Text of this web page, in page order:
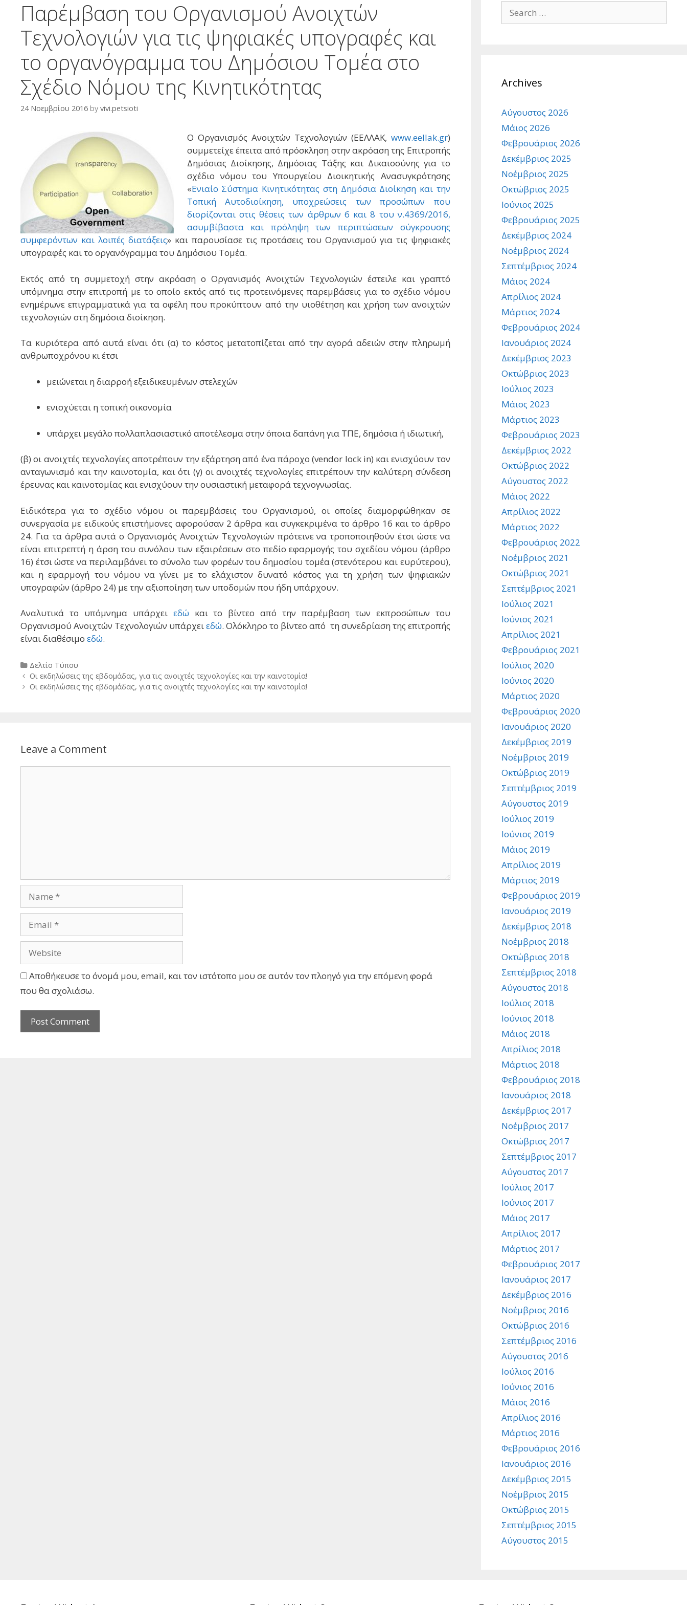
Παρέμβαση του Οργανισμού Ανοιχτών
Τεχνολογιών για τις ψηφιακές υπογραφές και
το οργανόγραμμα του Δημόσιου Τομέα στο
Σχέδιο Νόμου της Κινητικότητας
24 Νοεμβρίου 2016 by vivi.petsioti
Ο Οργανισμός Ανοιχτών Τεχνολογιών (ΕΕΛΛΑΚ, www.eellak.gr)
συμμετείχε έπειτα από πρόσκληση στην ακρόαση της Επιτροπής
Δημόσιας Διοίκησης, Δημόσιας Τάξης και Δικαιοσύνης για το
σχέδιο νόμου του Υπουργείου Διοικητικής Ανασυγκρότησης
«Ενιαίο Σύστημα Κινητικότητας στη Δημόσια Διοίκηση και την
Τοπική Αυτοδιοίκηση, υποχρεώσεις των προσώπων που
διορίζονται στις θέσεις των άρθρων 6 και 8 του ν.4369/2016,
ασυμβίβαστα και πρόληψη των περιπτώσεων σύγκρουσης
συμφερόντων και λοιπές διατάξεις» και παρουσίασε τις προτάσεις του Οργανισμού για τις ψηφιακές
υπογραφές και το οργανόγραμμα του Δημόσιου Τομέα.
Εκτός από τη συμμετοχή στην ακρόαση ο Οργανισμός Ανοιχτών Τεχνολογιών έστειλε και γραπτό
υπόμνημα στην επιτροπή με το οποίο εκτός από τις προτεινόμενες παρεμβάσεις για το σχέδιο νόμου
ενημέρωνε επιγραμματικά για τα οφέλη που προκύπτουν από την υιοθέτηση και χρήση των ανοιχτών
τεχνολογιών στη δημόσια διοίκηση.
Τα κυριότερα από αυτά είναι ότι (α) το κόστος μετατοπίζεται από την αγορά αδειών στην πληρωμή
ανθρωποχρόνου κι έτσι
μειώνεται η διαρροή εξειδικευμένων στελεχών
ενισχύεται η τοπική οικονομία
υπάρχει μεγάλο πολλαπλασιαστικό αποτέλεσμα στην όποια δαπάνη για ΤΠΕ, δημόσια ή ιδιωτική,
(β) οι ανοιχτές τεχνολογίες αποτρέπουν την εξάρτηση από ένα πάροχο (vendor lock in) και ενισχύουν τον
ανταγωνισμό και την καινοτομία, και ότι (γ) οι ανοιχτές τεχνολογίες επιτρέπουν την καλύτερη σύνδεση
έρευνας και καινοτομίας και ενισχύουν την ουσιαστική μεταφορά τεχνογνωσίας.
Ειδικότερα για το σχέδιο νόμου οι παρεμβάσεις του Οργανισμού, οι οποίες διαμορφώθηκαν σε
συνεργασία με ειδικούς επιστήμονες αφορούσαν 2 άρθρα και συγκεκριμένα το άρθρο 16 και το άρθρο
24. Για τα άρθρα αυτά ο Οργανισμός Ανοιχτών Τεχνολογιών πρότεινε να τροποποιηθούν έτσι ώστε να
είναι επιτρεπτή η άρση του συνόλου των εξαιρέσεων στο πεδίο εφαρμογής του σχεδίου νόμου (άρθρο
16) έτσι ώστε να περιλαμβάνει το σύνολο των φορέων του δημοσίου τομέα (στενότερου και ευρύτερου),
και η εφαρμογή του νόμου να γίνει με το ελάχιστον δυνατό κόστος για τη χρήση των ψηφιακών
υπογραφών (άρθρο 24) με την αξιοποίηση των υποδομών που ήδη υπάρχουν.
Αναλυτικά το υπόμνημα υπάρχει εδώ και το βίντεο από την παρέμβαση των εκπροσώπων του
Οργανισμού Ανοιχτών Τεχνολογιών υπάρχειεδώ. Ολόκληρο το βίντεο από τη συνεδρίαση της επιτροπής
είναι διαθέσιμο εδώ.
Categories
Δελτίο Τύπου
Post
navigation
Οι εκδηλώσεις της εβδομάδας, για τις ανοιχτές τεχνολογίες και την καινοτομία!
Οι εκδηλώσεις της εβδομάδας, για τις ανοιχτές τεχνολογίες και την καινοτομία!
Leave a Comment
Αποθήκευσε το όνομά μου, email, και τον ιστότοπο μου σε αυτόν τον πλοηγό για την επόμενη φορά
που θα σχολιάσω.
Search
for:
Archives
Αύγουστος 2026
Μάιος 2026
Φεβρουάριος 2026
Δεκέμβριος 2025
Νοέμβριος 2025
Οκτώβριος 2025
Ιούνιος 2025
Φεβρουάριος 2025
Δεκέμβριος 2024
Νοέμβριος 2024
Σεπτέμβριος 2024
Μάιος 2024
Απρίλιος 2024
Μάρτιος 2024
Φεβρουάριος 2024
Ιανουάριος 2024
Δεκέμβριος 2023
Οκτώβριος 2023
Ιούλιος 2023
Μάιος 2023
Μάρτιος 2023
Φεβρουάριος 2023
Δεκέμβριος 2022
Οκτώβριος 2022
Αύγουστος 2022
Μάιος 2022
Απρίλιος 2022
Μάρτιος 2022
Φεβρουάριος 2022
Νοέμβριος 2021
Οκτώβριος 2021
Σεπτέμβριος 2021
Ιούλιος 2021
Ιούνιος 2021
Απρίλιος 2021
Φεβρουάριος 2021
Ιούλιος 2020
Ιούνιος 2020
Μάρτιος 2020
Φεβρουάριος 2020
Ιανουάριος 2020
Δεκέμβριος 2019
Νοέμβριος 2019
Οκτώβριος 2019
Σεπτέμβριος 2019
Αύγουστος 2019
Ιούλιος 2019
Ιούνιος 2019
Μάιος 2019
Απρίλιος 2019
Μάρτιος 2019
Φεβρουάριος 2019
Ιανουάριος 2019
Δεκέμβριος 2018
Νοέμβριος 2018
Οκτώβριος 2018
Σεπτέμβριος 2018
Αύγουστος 2018
Ιούλιος 2018
Ιούνιος 2018
Μάιος 2018
Απρίλιος 2018
Μάρτιος 2018
Φεβρουάριος 2018
Ιανουάριος 2018
Δεκέμβριος 2017
Νοέμβριος 2017
Οκτώβριος 2017
Σεπτέμβριος 2017
Αύγουστος 2017
Ιούλιος 2017
Ιούνιος 2017
Μάιος 2017
Απρίλιος 2017
Μάρτιος 2017
Φεβρουάριος 2017
Ιανουάριος 2017
Δεκέμβριος 2016
Νοέμβριος 2016
Οκτώβριος 2016
Σεπτέμβριος 2016
Αύγουστος 2016
Ιούλιος 2016
Ιούνιος 2016
Μάιος 2016
Απρίλιος 2016
Μάρτιος 2016
Φεβρουάριος 2016
Ιανουάριος 2016
Δεκέμβριος 2015
Νοέμβριος 2015
Οκτώβριος 2015
Σεπτέμβριος 2015
Αύγουστος 2015